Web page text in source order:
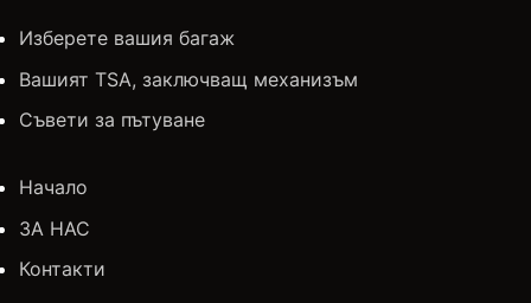
Изберете вашия багаж
Вашият TSA, заключващ механизъм
Съвети за пътуване
Начало
ЗА НАС
Контакти